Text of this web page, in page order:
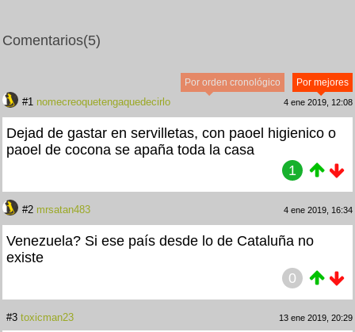
Comentarios(5)
Por mejores
Por orden cronológico
#1 nomecreoquetengaquedecirlo 4 ene 2019, 12:08
Dejad de gastar en servilletas, con paoel higienico o
paoel de cocona se apaña toda la casa
1
#2 mrsatan483 4 ene 2019, 16:34
Venezuela? Si ese país desde lo de Cataluña no
existe
0
#3 toxicman23 13 ene 2019, 20:29